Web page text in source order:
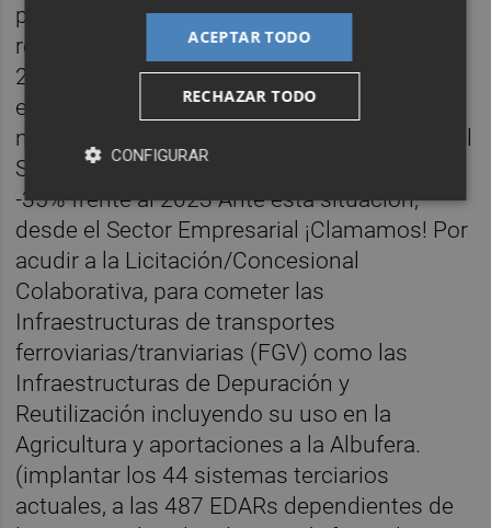
presupuesto, es la más perjudicada. Sus
recursos son un -33’9% menores frente al
2023. Como empresarios y motores de la
economía y empleo, valoramos muy
negativamente que las inversiones reales del
Sector Público, con 1.228,615 M€ sean un
-35% frente al 2023 Ante esta situación,
desde el Sector Empresarial ¡Clamamos! Por
acudir a la Licitación/Concesional
Colaborativa, para cometer las
Infraestructuras de transportes
ferroviarias/tranviarias (FGV) como las
Infraestructuras de Depuración y
Reutilización incluyendo su uso en la
Agricultura y aportaciones a la Albufera.
(implantar los 44 sistemas terciarios
actuales, a las 487 EDARs dependientes de
ACEPTAR TODO
RECHAZAR TODO
CONFIGURAR